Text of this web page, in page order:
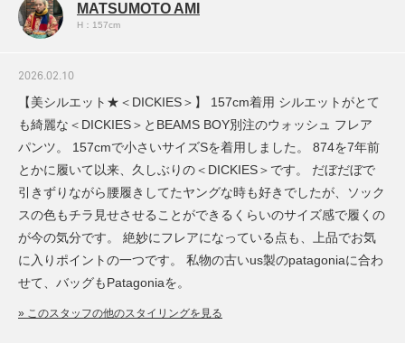
MATSUMOTO AMI
H：157cm
2026.02.10
【美シルエット★＜DICKIES＞】 157cm着用 シルエットがとて
も綺麗な＜DICKIES＞とBEAMS BOY別注のウォッシュ フレア
パンツ。 157cmで小さいサイズSを着用しました。 874を7年前
とかに履いて以来、久しぶりの＜DICKIES＞です。 だぼだぼで
引きずりながら腰履きしてたヤングな時も好きでしたが、ソック
スの色もチラ見せさせることができるくらいのサイズ感で履くの
が今の気分です。 絶妙にフレアになっている点も、上品でお気
に入りポイントの一つです。 私物の古いus製のpatagoniaに合わ
せて、バッグもPatagoniaを。
» このスタッフの他のスタイリングを見る